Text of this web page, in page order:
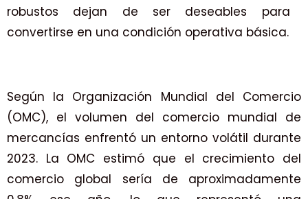
robustos dejan de ser deseables para
convertirse en una condición operativa básica.
Según la Organización Mundial del Comercio
(OMC), el volumen del comercio mundial de
mercancías enfrentó un entorno volátil durante
2023. La OMC estimó que el crecimiento del
comercio global sería de aproximadamente